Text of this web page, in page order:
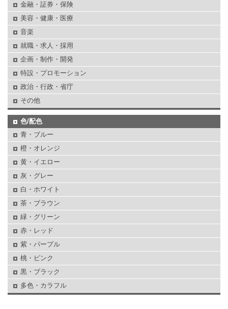
金融・証券・保険
美容・健康・医療
音楽
就職・求人・採用
企画・制作・開発
特設・プロモーション
政治・行政・省庁
その他
色/配色
青・ブルー
橙・オレンジ
黄・イエロー
灰・グレー
白・ホワイト
茶・ブラウン
緑・グリーン
赤・レッド
紫・パープル
桃・ピンク
黒・ブラック
多色・カラフル